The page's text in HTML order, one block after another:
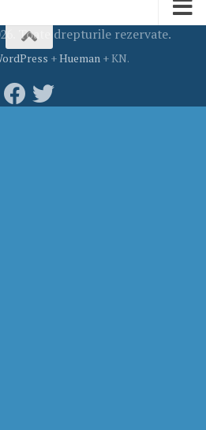
Toate drepturile rezervate.
+Hueman+ KN.